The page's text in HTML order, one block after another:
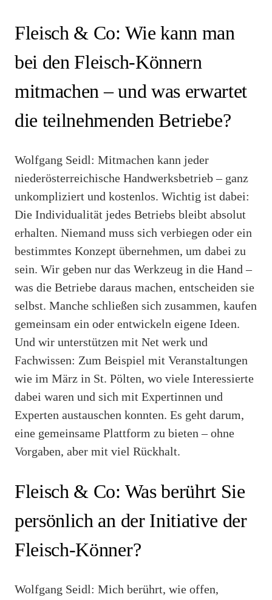
Fleisch & Co: Wie kann man
bei den Fleisch-Könnern
mitmachen – und was erwartet
die teilnehmenden Betriebe?
Wolfgang Seidl: Mitmachen kann jeder
niederösterreichische Handwerksbetrieb – ganz
unkompliziert und kostenlos. Wichtig ist dabei:
Die Individualität jedes Betriebs bleibt absolut
erhalten. Niemand muss sich verbiegen oder ein
bestimmtes Konzept übernehmen, um dabei zu
sein. Wir geben nur das Werkzeug in die Hand –
was die Betriebe daraus machen, entscheiden sie
selbst. Manche schließen sich zusammen, kaufen
gemeinsam ein oder entwickeln eigene Ideen.
Und wir unterstützen mit Net werk und
Fachwissen: Zum Beispiel mit Veranstaltungen
wie im März in St. Pölten, wo viele Interessierte
dabei waren und sich mit Expertinnen und
Experten austauschen konnten. Es geht darum,
eine gemeinsame Plattform zu bieten – ohne
Vorgaben, aber mit viel Rückhalt.
Fleisch & Co: Was berührt Sie
persönlich an der Initiative der
Fleisch-Könner?
Wolfgang Seidl: Mich berührt, wie offen,